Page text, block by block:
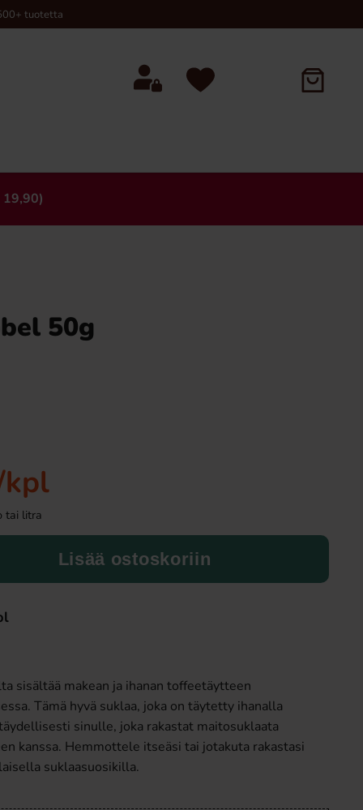
tuotetta
19,90)
Ronny & Ragge Buttcracker Chips Kaviar
50g
tai litra
Lisää ostoskoriin
sisältää makean ja ihanan toffeetäytteen
Tämä hyvä suklaa, joka on täytetty ihanalla
sinulle, joka rakastat maitosuklaata
kanssa. Hemmottele itseäsi tai jotakuta rakastasi
suklaasuosikilla.